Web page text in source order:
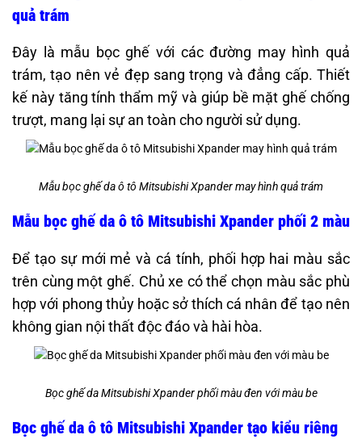
quả trám
Đây là mẫu bọc ghế với các đường may hình quả
trám, tạo nên vẻ đẹp sang trọng và đẳng cấp. Thiết
kế này tăng tính thẩm mỹ và giúp bề mặt ghế chống
trượt, mang lại sự an toàn cho người sử dụng. ​
Mẫu bọc ghế da ô tô Mitsubishi Xpander may hình quả trám
Mẫu bọc ghế da ô tô Mitsubishi Xpander phối 2 màu
Để tạo sự mới mẻ và cá tính, phối hợp hai màu sắc
trên cùng một ghế. Chủ xe có thể chọn màu sắc phù
hợp với phong thủy hoặc sở thích cá nhân để tạo nên
không gian nội thất độc đáo và hài hòa. ​
Bọc ghế da Mitsubishi Xpander phối màu đen với màu be
Bọc ghế da ô tô Mitsubishi Xpander tạo kiểu riêng